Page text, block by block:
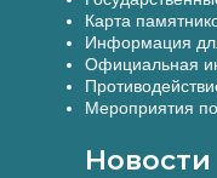
Карта
Информация
Официальная
Мероприятия
Новости